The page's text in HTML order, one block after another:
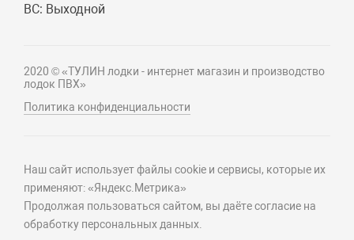
ВС: Выходной
2020 © «ТУЛИН лодки - интернет магазин и производство
лодок ПВХ»
Политика конфиденциальности
Наш сайт использует файлы cookie и сервисы, которые их
применяют: «Яндекс.Метрика»
Продолжая пользоваться сайтом, вы даёте согласие на
обработку персональных данных.